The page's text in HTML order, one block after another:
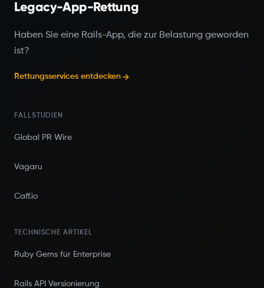
Legacy-App-Rettung
Haben Sie eine Rails-App, die zur Belastung geworden
ist?
Rettungsservices entdecken
FALLSTUDIEN
Global PR Wire
Vagaru
Caff.io
TECHNISCHE ARTIKEL
Ruby Gems für Enterprise
Rails API Versionierung